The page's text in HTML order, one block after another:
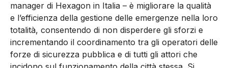
manager di Hexagon in Italia – è migliorare la qualità
e l’efficienza della gestione delle emergenze nella loro
totalità, consentendo di non disperdere gli sforzi e
incrementando il coordinamento tra gli operatori delle
forze di sicurezza pubblica e di tutti gli attori che